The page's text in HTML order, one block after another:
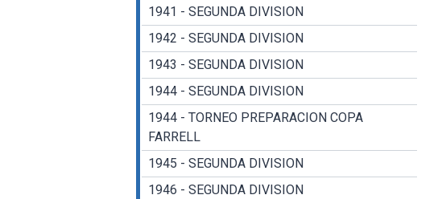
1941 - SEGUNDA DIVISION
1942 - SEGUNDA DIVISION
1943 - SEGUNDA DIVISION
1944 - SEGUNDA DIVISION
1944 - TORNEO PREPARACION COPA
FARRELL
1945 - SEGUNDA DIVISION
1946 - SEGUNDA DIVISION